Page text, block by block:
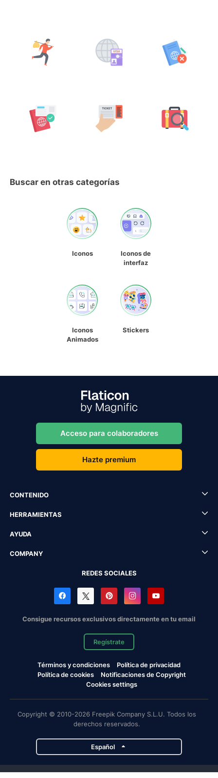
Buscar en otras categorías
Iconos
Iconos de
interfaz
Iconos
Animados
Stickers
Acceso para colaboradores
Hazte premium
CONTENIDO
HERRAMIENTAS
AYUDA
COMPANY
REDES SOCIALES
Consigue recursos exclusivos directamente en tu email
Regístrate
Términos y condiciones
Política de privacidad
Política de cookies
Notificaciones de Copyright
Cookies settings
Copyright © 2010-2026 Freepik Company S.L.U. Todos los
derechos reservados.
Español